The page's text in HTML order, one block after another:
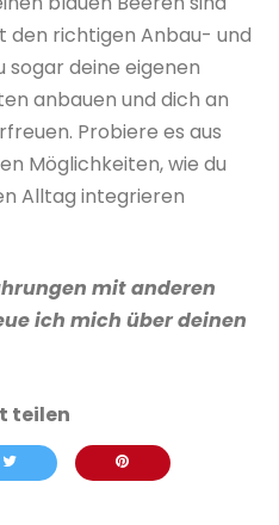
den richtigen Anbau- und
sogar deine eigenen
anbauen und dich an
Probiere es aus
Möglichkeiten, wie du
Alltag integrieren
mit anderen
ich mich über deinen